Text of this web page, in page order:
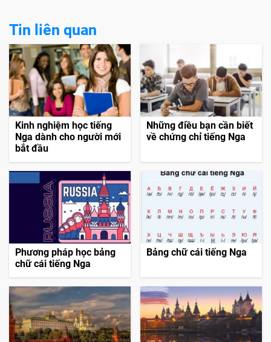
Tin liên quan
Kinh nghiệm học tiếng
Nga dành cho người mới
bắt đầu
Những điều bạn cần biết
về chứng chỉ tiếng Nga
Phương pháp học bảng
chữ cái tiếng Nga
Bảng chữ cái tiếng Nga